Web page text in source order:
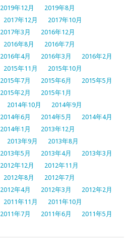
2019年12月
2019年8月
2017年12月
2017年10月
2017年3月
2016年12月
2016年8月
2016年7月
2016年4月 2016年3月
2016年2月
2015年11月
2015年10月
2015年7月 2015年6月
2015年5月
2015年2月
2015年1月
2014年10月
2014年9月
2014年6月 2014年5月
2014年4月
2014年1月
2013年12月
2013年9月
2013年8月
2013年5月 2013年4月
2013年3月
2012年12月
2012年11月
2012年8月
2012年7月
2012年4月 2012年3月
2012年2月
2011年11月
2011年10月
2011年7月 2011年6月 2011年5月